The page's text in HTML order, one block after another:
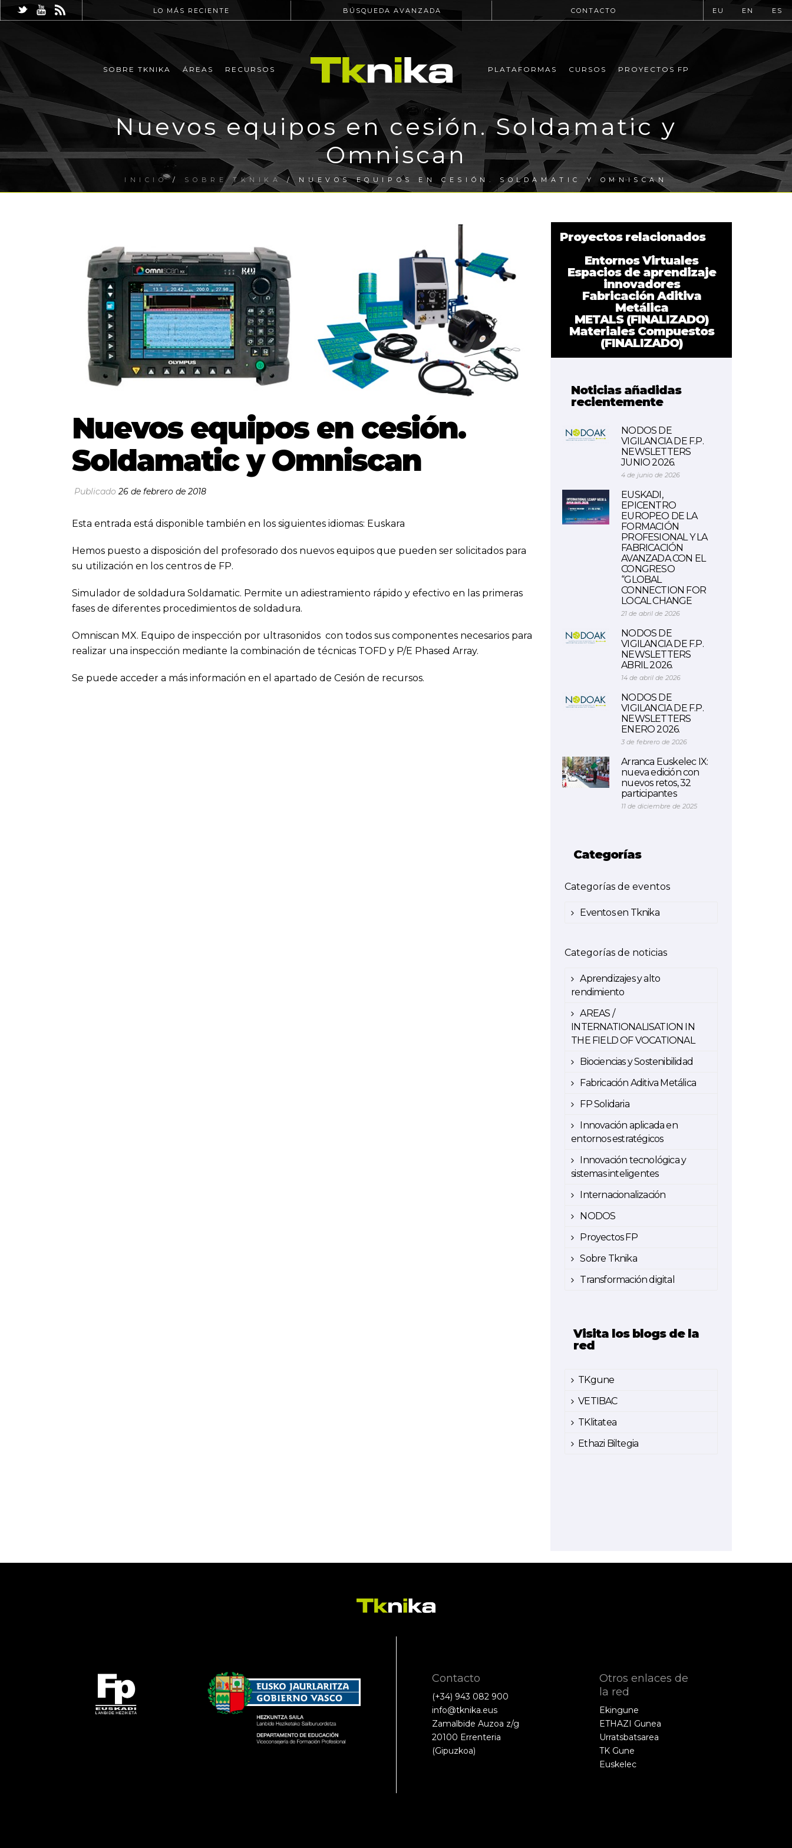
LO MÁS RECIENTE BÚSQUEDA AVANZADA CONTACTO EU EN ES
SOBRE TKNIKA ÁREAS RECURSOS PLATAFORMAS CURSOS PROYECTOS FP
Nuevos equipos en cesión. Soldamatic y
Omniscan
INICIO/ SOBRE TKNIKA/ NUEVOS EQUIPOS EN CESIÓN. SOLDAMATIC Y OMNISCAN
Nuevos equipos en cesión.
Soldamatic y Omniscan
Publicado26 de febrero de 2018
Esta entrada está disponible también en los siguientes idiomas: Euskara
Hemos puesto a disposición del profesorado dos nuevos equipos que pueden ser solicitados para
su utilización en los centros de FP.
Simulador de soldadura Soldamatic. Permite un adiestramiento rápido y efectivo en las primeras
fases de diferentes procedimientos de soldadura.
Omniscan MX. Equipo de inspección por ultrasonidos con todos sus componentes necesarios para
realizar una inspección mediante la combinación de técnicas TOFD y P/E Phased Array.
Se puede acceder a más información en el apartado de Cesión de recursos.
Proyectos relacionados
Entornos Virtuales
Espacios de aprendizaje
innovadores
Fabricación Aditiva
Metálica
METALS (FINALIZADO)
Materiales Compuestos
(FINALIZADO)
Noticias añadidas
recientemente
NODOS DE
VIGILANCIA DE F.P.
NEWSLETTERS
JUNIO 2026.
4 de junio de 2026
EUSKADI,
EPICENTRO
EUROPEO DE LA
FORMACIÓN
PROFESIONAL Y LA
FABRICACIÓN
AVANZADA CON EL
CONGRESO
“GLOBAL
CONNECTION FOR
LOCAL CHANGE
21 de abril de 2026
NODOS DE
VIGILANCIA DE F.P.
NEWSLETTERS
ABRIL 2026.
14 de abril de 2026
NODOS DE
VIGILANCIA DE F.P.
NEWSLETTERS
ENERO 2026.
3 de febrero de 2026
Arranca Euskelec IX:
nueva edición con
nuevos retos, 32
participantes
11 de diciembre de 2025
Categorías
Categorías de eventos
Eventos en Tknika
Categorías de noticias
Aprendizajes y alto
rendimiento
AREAS /
INTERNATIONALISATION IN
THE FIELD OF VOCATIONAL
Biociencias y Sostenibilidad
Fabricación Aditiva Metálica
FP Solidaria
Innovación aplicada en
entornos estratégicos
Innovación tecnológica y
sistemas inteligentes
Internacionalización
NODOS
Proyectos FP
Sobre Tknika
Transformación digital
Visita los blogs de la
red
TKgune
VETIBAC
TKlitatea
Ethazi Biltegia
Contacto
(+34) 943 082 900
info@tknika.eus
Zamalbide Auzoa z/g
20100 Errenteria
(Gipuzkoa)
Otros enlaces de
la red
Ekingune
ETHAZI Gunea
Urratsbatsarea
TK Gune
Euskelec